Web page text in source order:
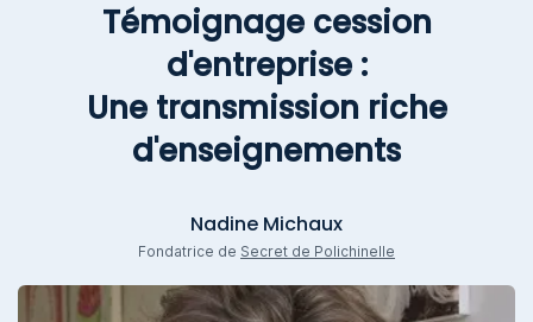
Témoignage cession
d'entreprise :
Une transmission riche
d'enseignements
Nadine Michaux
Fondatrice de Secret de Polichinelle